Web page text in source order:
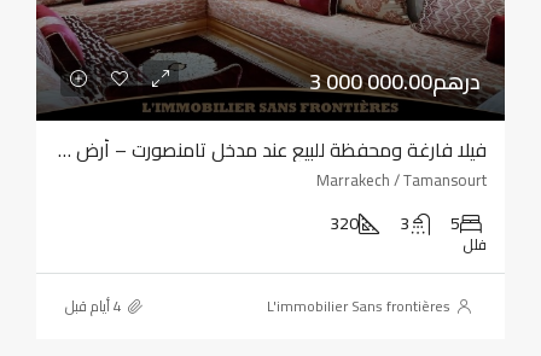
3 000 000.00درهم
فيلا فارغة ومحفظة للبيع عند مدخل تامنصورت – أرض بمساحة 320 مترًا مربعًا – أربع واجهات
Marrakech / Tamansourt
5
3
320
فلل
L'immobilier Sans frontières